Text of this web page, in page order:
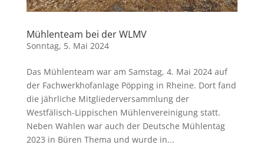
Mühlenteam bei der WLMV
Sonntag, 5. Mai 2024
Das Mühlenteam war am Samstag, 4. Mai 2024 auf
der Fachwerkhofanlage Pöpping in Rheine. Dort fand
die jährliche Mitgliederversammlung der
Westfälisch-Lippischen Mühlenvereinigung statt.
Neben Wahlen war auch der Deutsche Mühlentag
2023 in Büren Thema und wurde in...